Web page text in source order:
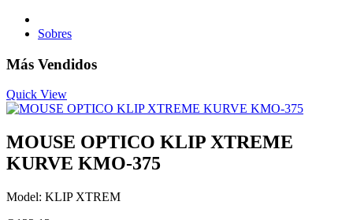
Sobres
Más Vendidos
Quick View
MOUSE OPTICO KLIP XTREME
KURVE KMO-375
Model: KLIP XTREM